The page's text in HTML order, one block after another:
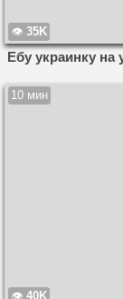
35K
Ебу украинку на
10 мин
40K